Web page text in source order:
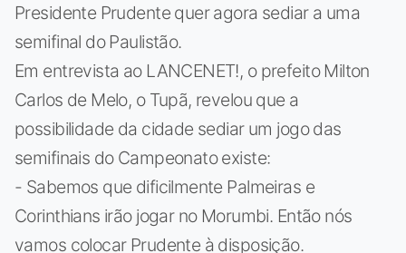
Presidente Prudente quer agora sediar a uma
semifinal do Paulistão.
Em entrevista ao LANCENET!, o prefeito Milton
Carlos de Melo, o Tupã, revelou que a
possibilidade da cidade sediar um jogo das
semifinais do Campeonato existe:
- Sabemos que dificilmente Palmeiras e
Corinthians irão jogar no Morumbi. Então nós
vamos colocar Prudente à disposição.